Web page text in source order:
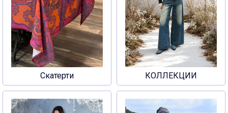
Скатерти КОЛЛЕКЦИИ